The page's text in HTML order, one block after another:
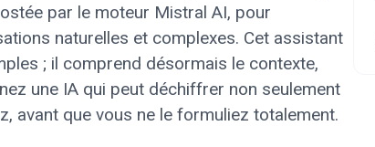
par le moteur Mistral AI, pour
naturelles et complexes. Cet assistant
; il comprend désormais le contexte,
une IA qui peut déchiffrer non seulement
avant que vous ne le formuliez totalement.